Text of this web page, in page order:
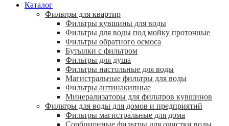
Каталог
Фильтры для квартир
Фильтры кувшины для воды
Фильтры для воды под мойку проточные
Фильтры обратного осмоса
Бутылки с фильтром
Фильтры для душа
Фильтры настольные для воды
Магистральные фильтры для воды
Фильтры антинакипные
Минерализаторы для фильтров кувшинов
Фильтры для воды для домов и предприятий
Фильтры магистральные для дома
Сорбционные фильтры для очистки воды